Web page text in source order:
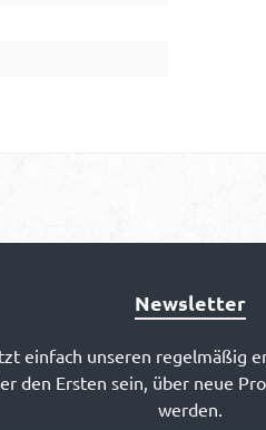
Newsletter
einfach unseren regelmäßig
den Ersten sein, über neue
werden.